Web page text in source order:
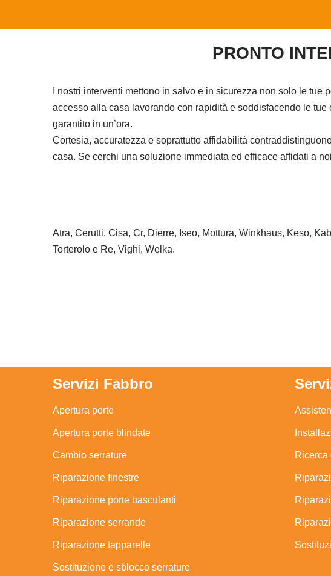
PRONTO
I nostri interventi mettono in salvo e in sicurezza non solo le tue
accesso alla casa lavorando con rapidità e soddisfacendo le
garantito in un’ora.
Cortesia, accuratezza e soprattutto affidabilità
casa. Se cerchi una soluzione immediata ed efficace affidati a
Atra, Cerutti, Cisa, Cr, Dierre, Iseo, Mottura, Winkhaus, Keso,
Torterolo e Re, Vighi, Welka.
Servizi Fabbro
Apertura porte
Apertura porte blindate
Cambio serrature
Riparazione finestre
Riparazione porte basculanti
Riparazione serrande
Riparazione tapparelle
Sostituzione e sblocco serrature
Ricerca